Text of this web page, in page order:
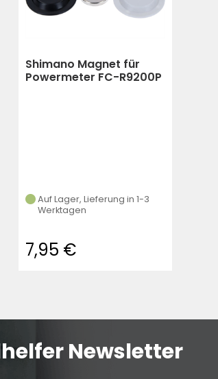
Shimano Magnet für
Powermeter FC-R9200P
Auf Lager, Lieferung in 1-3
Werktagen
7,95 €
Newsletter